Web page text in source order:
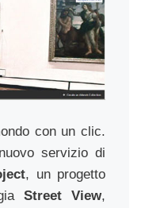
con un clic.
servizio di
, un progetto
Street View,